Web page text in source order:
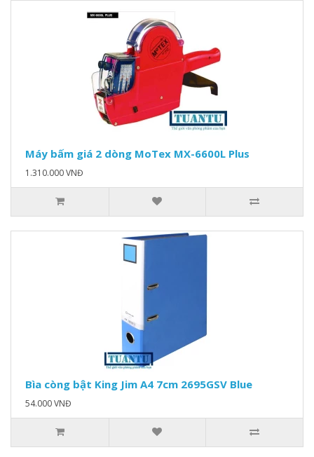
Máy bấm giá 2 dòng MoTex MX-6600L Plus
1.310.000 VNĐ
Bìa còng bật King Jim A4 7cm 2695GSV Blue
54.000 VNĐ